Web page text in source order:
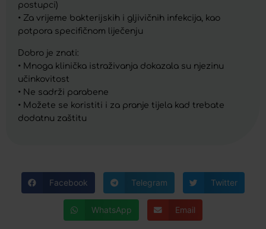
postupci)
• Za vrijeme bakterijskih i gljivičnih infekcija, kao
potpora specifičnom liječenju
Dobro je znati:
• Mnoga klinička istraživanja dokazala su njezinu
učinkovitost
• Ne sadrži parabene
• Možete se koristiti i za pranje tijela kad trebate
dodatnu zaštitu
Facebook Telegram Twitter
WhatsApp Email